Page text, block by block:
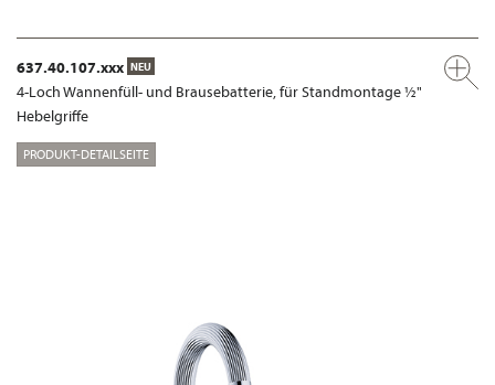
637.40.107.xxx NEU
4-Loch Wannenfüll- und Brausebatterie, für Standmontage ½"
Hebelgriffe
PRODUKT-DETAILSEITE